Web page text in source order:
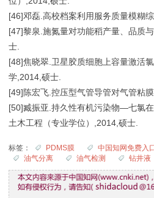
[46]邓磊.高校档案利用服务质量模糊
[47]黎泉.施氮量对功能稻产量、品质
士.
[48]焦晓翠.卫星胶质细胞上容量激活
学,2014,硕士.
[49]陈宏飞.控压型气管导管对气管粘
[50]臧振亚.持久性有机污染物—七氯
土木工程（专业学位）,2014,硕士.
标签： PDMS膜 中国知网免费入
油气分离
油气检测 钻井液